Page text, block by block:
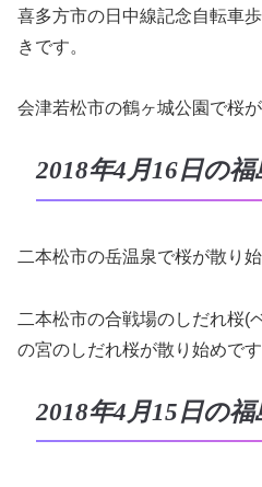
喜多方市の日中線記念自転車
きです。
会津若松市の鶴ヶ城公園で桜が
2018年4月16日の
二本松市の岳温泉で桜が散り始
二本松市の合戦場のしだれ桜(
の宮のしだれ桜が散り始めです
2018年4月15日の